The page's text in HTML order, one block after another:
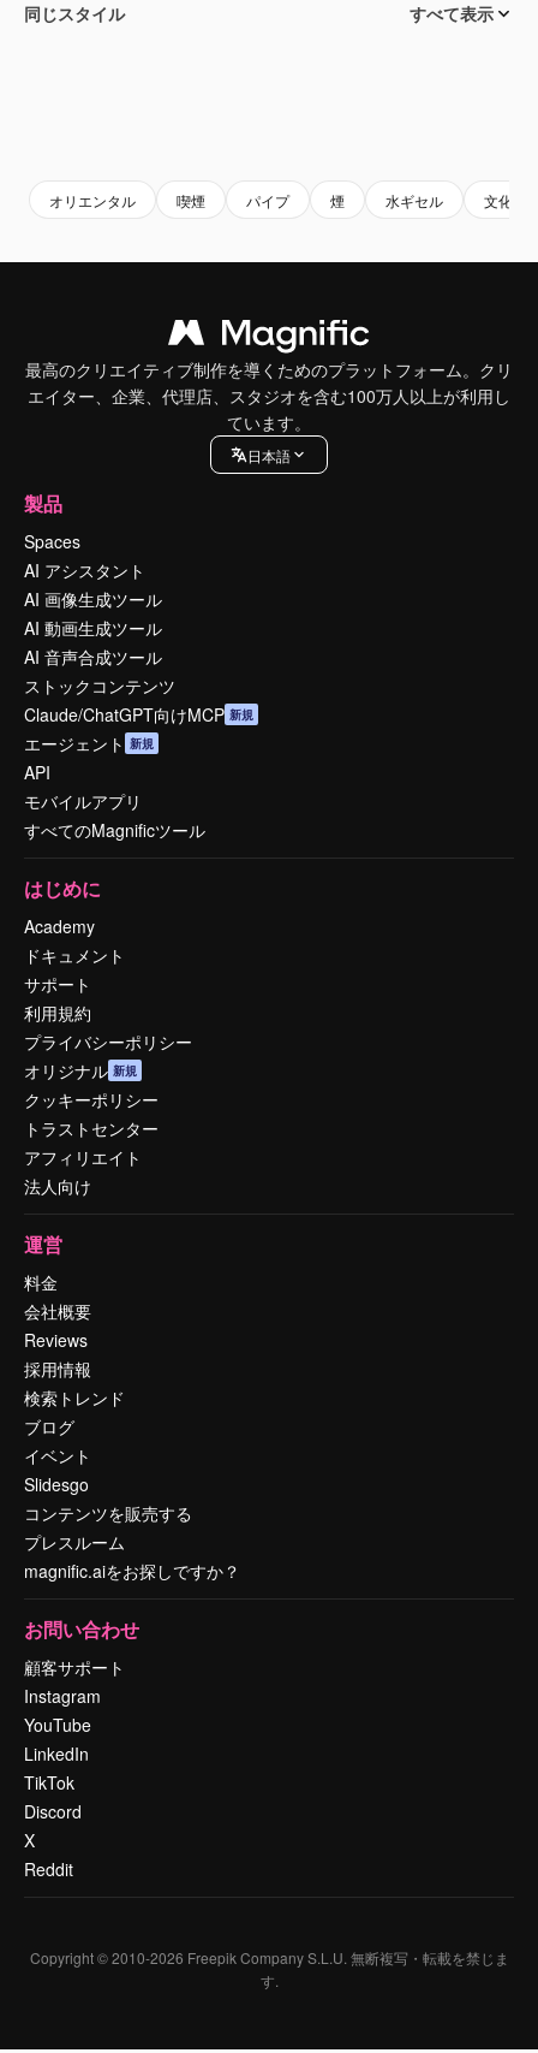
同じスタイル すべて表示
オリエンタル 喫煙 パイプ 煙 水ギセル 文化
最高のクリエイティブ制作を導くためのプラットフォーム。クリ
エイター、企業、代理店、スタジオを含む100万人以上が利用し
ています。
日本語
製品
Spaces
AI アシスタント
AI 画像生成ツール
AI 動画生成ツール
AI 音声合成ツール
ストックコンテンツ
Claude/ChatGPT向けMCP 新規
エージェント 新規
API
モバイルアプリ
すべてのMagnificツール
はじめに
Academy
ドキュメント
サポート
利用規約
プライバシーポリシー
オリジナル 新規
クッキーポリシー
トラストセンター
アフィリエイト
法人向け
運営
料金
会社概要
Reviews
採用情報
検索トレンド
ブログ
イベント
Slidesgo
コンテンツを販売する
プレスルーム
magnific.aiをお探しですか？
お問い合わせ
顧客サポート
Instagram
YouTube
LinkedIn
TikTok
Discord
X
Reddit
Copyright © 2010-2026 Freepik Company S.L.U. 無断複写・転載を禁じま
す.